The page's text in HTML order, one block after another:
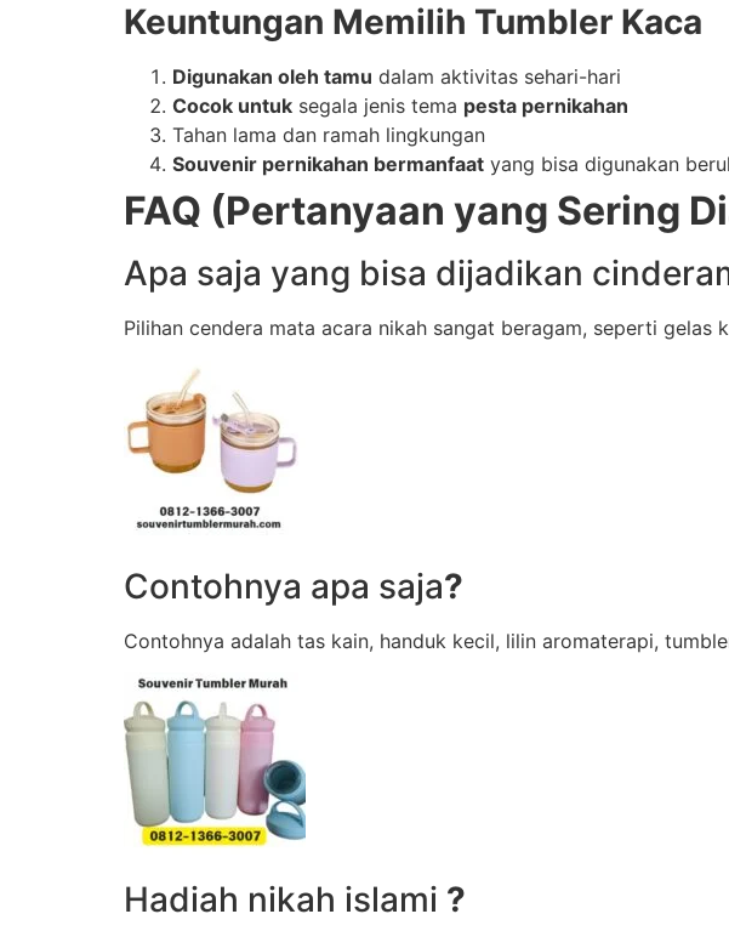
Keuntungan Memilih Tumbler Kaca
Digunakan oleh tamu dalam aktivitas sehari-hari
Cocok untuk segala jenis tema pesta pernikahan
Tahan lama dan ramah lingkungan
Souvenir pernikahan bermanfaat yang bisa digunakan
FAQ (Pertanyaan yang Sering
Apa saja yang bisa dijadikan
Pilihan cendera mata acara nikah sangat beragam, seperti
Contohnya apa saja?
Contohnya adalah tas kain, handuk kecil, lilin aromaterapi,
Hadiah nikah islami ?